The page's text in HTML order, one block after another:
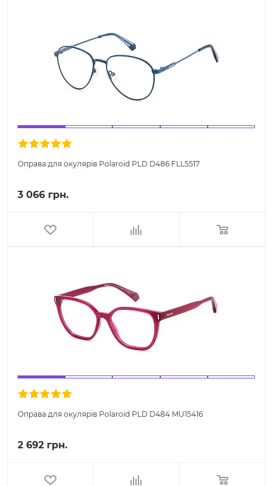
Оправа для окулярів Polaroid PLD D486 FLL5517
3 066 грн.
Оправа для окулярів Polaroid PLD D484 MU15416
2 692 грн.